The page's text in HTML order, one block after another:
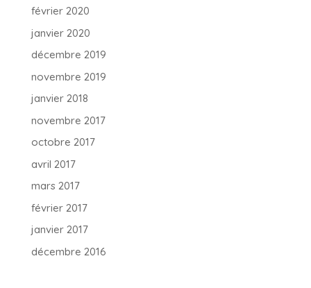
février 2020
janvier 2020
décembre 2019
novembre 2019
janvier 2018
novembre 2017
octobre 2017
avril 2017
mars 2017
février 2017
janvier 2017
décembre 2016